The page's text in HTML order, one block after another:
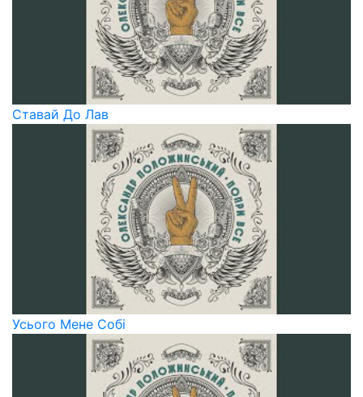
Ставай До Лав
Усього Мене Собі